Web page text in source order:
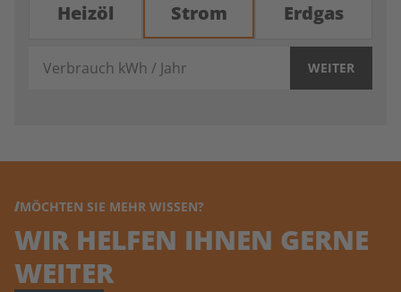
Heizöl Strom Erdgas
WEITER
MÖCHTEN SIE MEHR WISSEN?
WIR HELFEN IHNEN GERNE
WEITER